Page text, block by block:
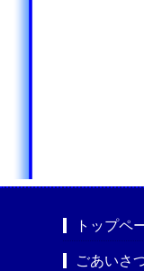
トップペ
ごあいさ